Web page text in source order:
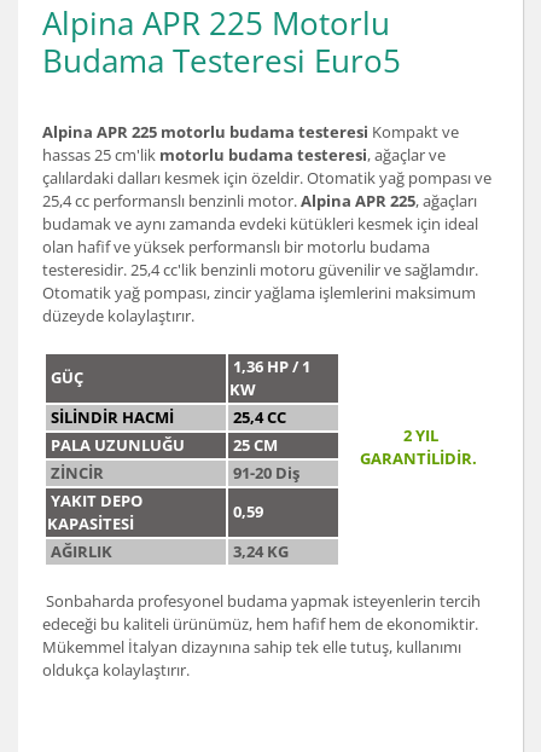
Alpina APR 225 Motorlu
Budama Testeresi Euro5
Alpina APR 225 motorlu budama testeresi Kompakt ve
hassas 25 cm'lik motorlu budama testeresi, ağaçlar ve
çalılardaki dalları kesmek için özeldir. Otomatik yağ pompası ve
25,4 cc performanslı benzinli motor.Alpina APR 225, ağaçları
budamak ve aynı zamanda evdeki kütükleri kesmek için ideal
olan hafif ve yüksek performanslı bir motorlu budama
testeresidir. 25,4 cc'lik benzinli motoru güvenilir ve sağlamdır.
Otomatik yağ pompası, zincir yağlama işlemlerini maksimum
düzeyde kolaylaştırır.
GÜÇ
1,36 HP / 1
KW
SİLİNDİR HACMİ
25,4 CC
PALA UZUNLUĞU
25 CM
ZİNCİR
91-20 Diş
YAKIT DEPO
KAPASİTESİ
0,59
AĞIRLIK
3,24 KG
2 YIL
GARANTİLİDİR.
Sonbaharda profesyonel budama yapmak isteyenlerin tercih
edeceği bu kaliteli ürünümüz, hem hafif hem de ekonomiktir.
Mükemmel İtalyan dizaynına sahip tek elle tutuş, kullanımı
oldukça kolaylaştırır.